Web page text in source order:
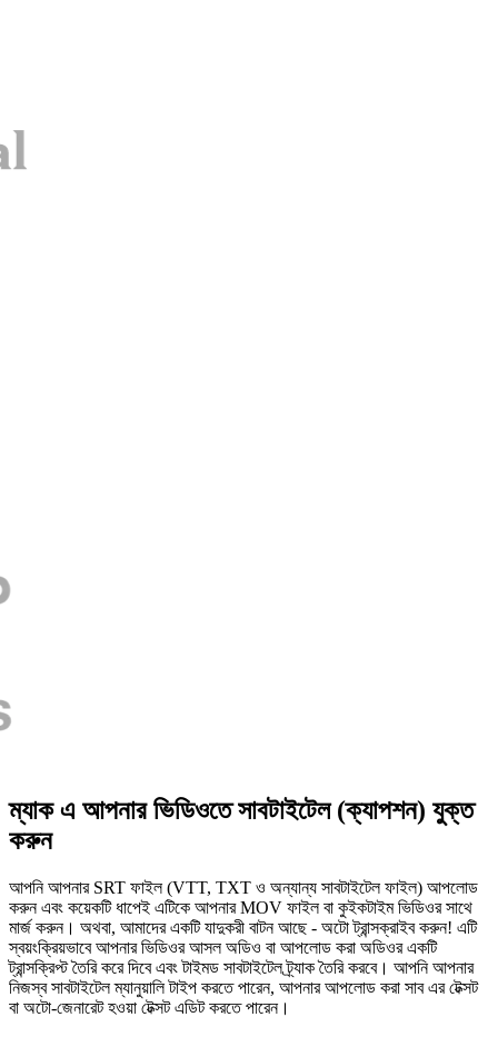
ম্যাক এ আপনার ভিডিওতে সাবটাইটেল (ক্যাপশন) যুক্ত
করুন
আপনি আপনার SRT ফাইল (VTT, TXT ও অন্যান্য সাবটাইটেল ফাইল) আপলোড
করুন এবং কয়েকটি ধাপেই এটিকে আপনার MOV ফাইল বা কুইকটাইম ভিডিওর সাথে
মার্জ করুন। অথবা, আমাদের একটি যাদুকরী বাটন আছে - অটো ট্রান্সক্রাইব করুন! এটি
স্বয়ংক্রিয়ভাবে আপনার ভিডিওর আসল অডিও বা আপলোড করা অডিওর একটি
ট্রান্সক্রিপ্ট তৈরি করে দিবে এবং টাইমড সাবটাইটেল ট্র্যাক তৈরি করবে। আপনি আপনার
নিজস্ব সাবটাইটেল ম্যানুয়ালি টাইপ করতে পারেন, আপনার আপলোড করা সাব এর টেক্সট
বা অটো-জেনারেট হওয়া টেক্সট এডিট করতে পারেন।